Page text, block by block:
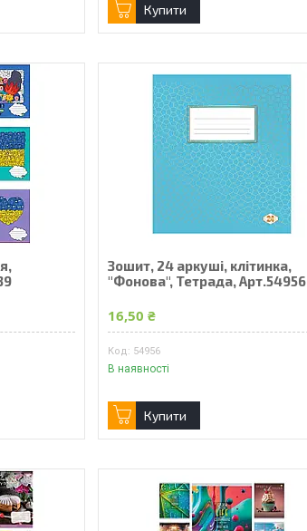
Купити
Зошит, 24 аркуші, клітинка,
"Фонова", Тетрада, Арт.54956
16,50 ₴
54956
В наявності
Купити